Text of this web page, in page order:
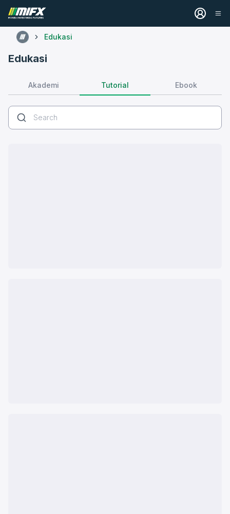
Edukasi
Edukasi
Akademi Tutorial Ebook